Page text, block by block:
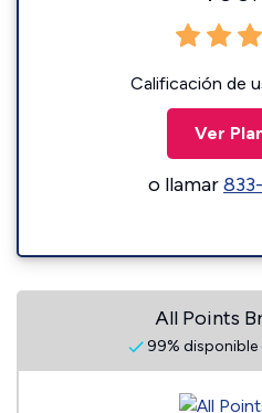
Calificación de
Ver
o llamar
All Points
99% disponible